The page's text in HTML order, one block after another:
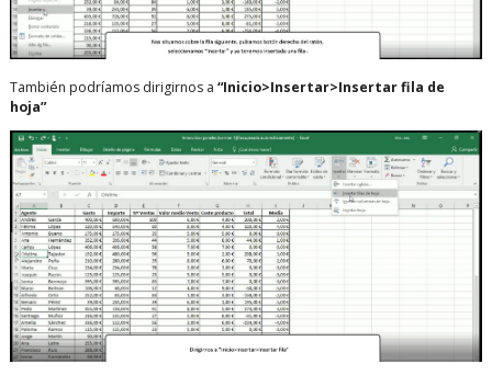
También podríamos dirigirnos a “Inicio>Insertar>Insertar fila de
hoja”